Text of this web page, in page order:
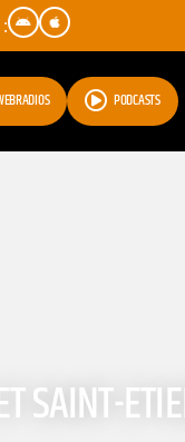
PODCASTS
SAINT-